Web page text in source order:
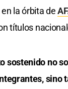
la órbita de
títulos
sostenido no
sino